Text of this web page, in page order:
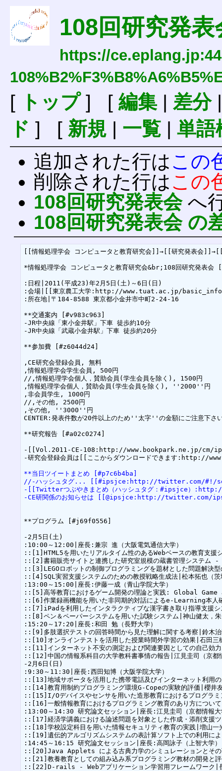
108回研究発表
https://
[ トップ] [ 編集| 差分
ド ] [ 新規| 一覧| 単語
追加された行はこの
削除された行はこの
108回研究発表会へ
108回研究発表会 の
[[情報処理学会 コンピュータと教育研究会]]→[[研究発表会
*情報処理学会 コンピュータと教育研究会&br;108回研究発表
:日程|2011(平成23)年2月5日(土)～6日(日)
:会場|[[東京農工大学:http://www.tuat.ac.jp/
:所在地|〒184-8588 東京都小金井市中町2-24-16
**交通案内 [#v983c963]
-JR中央線「東小金井駅」下車 徒歩約10分
-JR中央線「武蔵小金井駅」下車 徒歩約20分
**参加費 [#z6044d24]
,CE研究会登録会員, 無料
,情報処理学会学生会員, 500円
//,情報処理学会個人，賛助会員(学生会員を除く), 1500円
,情報処理学会個人，賛助会員(学生会員を除く), ''2000''円
,非会員学生, 1000円
//,その他, 2500円
,その他, ''3000''円
CENTER:発表件数が20件以上のため''太字''の金額にご注意下さ
**研究報告 [#a02c0274]
-[[Vol.2011-CE-108:http://www.bookpark.ne.jp/cm/
-研究会登録会員は[[ここからダウンロードできます
**当日ツイートまとめ [#p7c6b4ba]
//-ハッシュタグ... [[#ipsjce:http://twitter.com/#!/
-[[Twitterつぶやきまとめ（ハッシュタグ：#ipsjce）
-CE研関係のお知らせは [[@ipsjce:http://twitter.com/
**プログラム [#j69f0556]
-2月5日(土)
:10:00～12:00|座長:兼宗 進（大阪電気通信大学）
::[1]HTML5を用いたリアルタイム性のあるWebベースの教育支援
::[2]書籍販売サイトと連携した研究室規模の蔵書管理システム
::[3]LEGOロボットの制御プログラミングを題材とした問題解決
::[4]SQL実習支援システムのための教授戦略生成法|松本拓也（茨
:13:00～15:00|座長:伊藤一成（青山学院大学）
::[5]高等教育におけるゲーム開発の理論と実践: Global Game
::[6]作業録画機能を用いた非同期的対話によるe-Learning本人
::[7]iPadを利用したインタラクティブな漢字書き取り指導支援シ
::[8]ペン＆ペーパーシステムを用いた試験システム|神山健太，
:15:20～17:20|座長:和田 勉（長野大学）
::[9]多肢選択テストの回答時間から見た理解に関する考察|鈴木治
::[10]オンラインテストを活用した授業時間外学習の効果|石田三
::[11]インターネット不安の測定および関連要因としての自己効
::[12]中国の情報系科目の大学教科書事情の報告|江見圭司（京都
-2月6日(日)
:9:30～11:30|座長:西田知博（大阪学院大学）
::[13]地域サポータを活用した携帯電話及びインターネット利用
::[14]教育用制約プログラミング環境G-Copeの実験的評価|櫻井
::[15]I/Oデバイスやセンサを用いた造形教育におけるプログラ
::[16]一般情報教育におけるプログラミング教育のあり方につい
:13:00～14:30 研究論文セッション|座長:江見圭司（京都情報大
::[17]経済学講義における論述問題を対象とした作成・添削支援
::[18]学校設定科目を用いた情報セキュリティ教育の実践|増山一
::[19]遺伝的アルゴリズムシステムの表計算ソフト上での利用に
:14:45～16:15 研究論文セッション|座長:高岡詠子（上智大学）
::[20]Java Applets による古典力学のシミュレーションとその
::[21]教養教育としての組み込み系プログラミング教材の開発と
::[22]D-rails - Webアプリケーション学習用フレームワーク|